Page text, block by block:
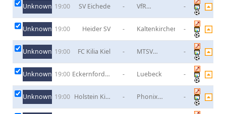
Unknown 19:00 SV Eichede -
VfR
-
Unknown 19:00 Heider SV - Kaltenkirchener-
Unknown 19:00 FC Kilia Kiel -
MTSV
-
Unknown 19:00 Eckernforder
- Luebeck -
Unknown 19:00 Holstein Kiel
-
Phonix
-